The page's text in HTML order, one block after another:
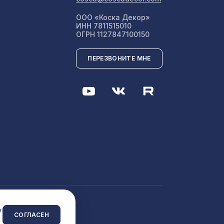
2118 ₽
ООО «Коска Декор»
ИНН 7811515010
ОГРН 1127847100150
ПЕРЕЗВОНИТЕ МНЕ
СОГЛАСЕН